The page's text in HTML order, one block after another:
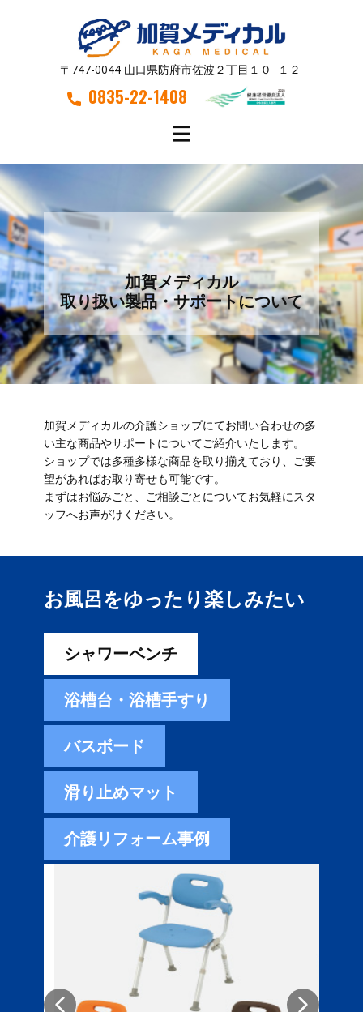
〒747-0044 山口県防府市佐波２丁目１０−１２
0835-22-1408
加賀メディカル
取り扱い製品・サポートについて
加賀メディカルの介護ショップにてお問い合わせの多
い主な商品やサポートについてご紹介いたします。
ショップでは多種多様な商品を取り揃えており、ご要
望があればお取り寄せも可能です。
まずはお悩みごと、ご相談ごとについてお気軽にスタ
ッフへお声がけください。
お風呂をゆったり楽しみ​たい
シャワーベンチ
浴槽台・浴槽手すり
バスボード
滑り止めマット
介護リフォーム事例